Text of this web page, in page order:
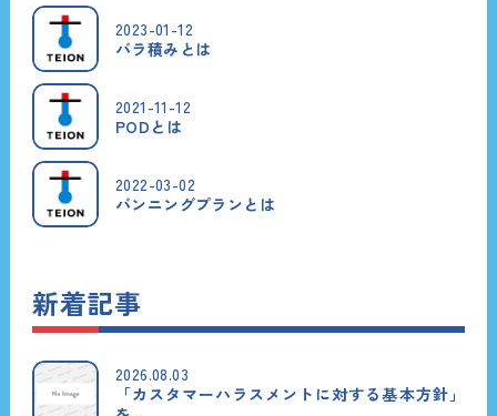
2023-01-12
バラ積みとは
2021-11-12
PODとは
2022-03-02
バンニングプランとは
新着記事
2026.08.03
「カスタマーハラスメントに対する基本方針」